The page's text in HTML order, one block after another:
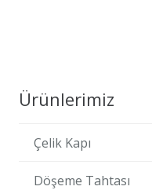
Ürünlerimiz
Çelik Kapı
Döşeme Tahtası